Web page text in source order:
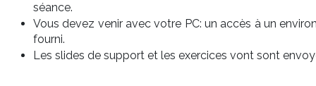
séance.
Vous devez venir avec votre PC: un accès à un
fourni.
Les slides de support et les exercices vont sont